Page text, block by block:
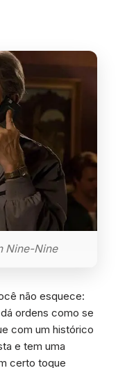
Nine-Nine
não esquece:
ordens como se
com um histórico
e tem uma
certo toque